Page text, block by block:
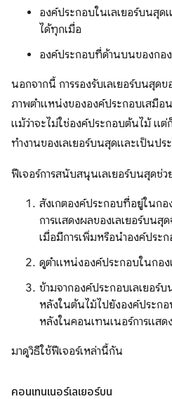
องค์ประกอบในเลเยอร์บนสุ
ได้ทุกเมื่อ
องค์ประกอบที่ด้านบนของกอ
นอกจากนี้ การรองรับเลเยอร์บนสุด
ภาพตําแหน่งขององค์ประกอบเสมือ
แม้ว่าจะไม่ใช่องค์ประกอบต้นไม้ แ
ทำงานของเลเยอร์บนสุดและเป็นป
ฟีเจอร์การสนับสนุนเลเยอร์บนสุดช่
สังเกตองค์ประกอบที่อยู่ในกอ
การแสดงผลของเลเยอร์บน
เมื่อมีการเพิ่มหรือนำองค์ประ
ดูตำแหน่งองค์ประกอบในกอง
ข้ามจากองค์ประกอบเลเยอร์
หลังในต้นไม้ไปยังองค์ประก
หลังในคอนเทนเนอร์การแสด
มาดูวิธีใช้ฟีเจอร์เหล่านี้กัน
คอนเทนเนอร์เลเยอร์บน